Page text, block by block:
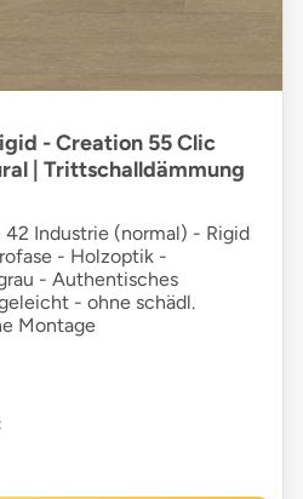
- Creation 55 Clic
| Trittschalldämmung
Industrie (normal) - Rigid
- Holzoptik -
- Authentisches
- ohne schädl.
Montage